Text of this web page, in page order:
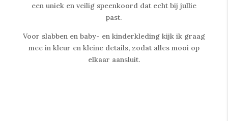
een uniek en veilig speenkoord dat echt bij jullie
past.
Voor slabben en baby- en kinderkleding kijk ik graag
mee in kleur en kleine details, zodat alles mooi op
elkaar aansluit.